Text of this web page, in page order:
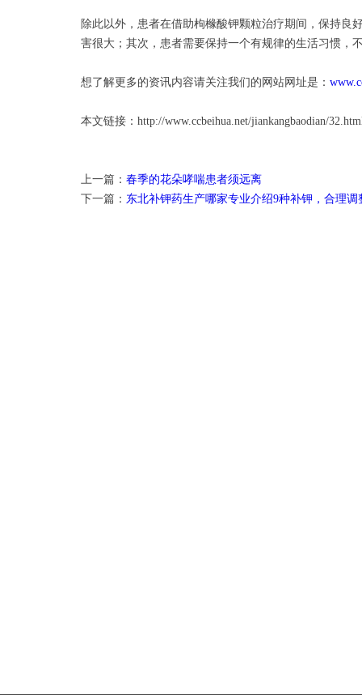
除此以外，患者在借助枸橼酸钾颗粒治疗期间，保持良
害很大；其次，患者需要保持一个有规律的生活习惯，
想了解更多的资讯内容请关注我们的网站网址是：
本文链接：http://www.ccbeihua.net/jiankangbaodian/
上一篇： 春季的花朵哮喘患者须远离
下一篇： 东北补钾药生产哪家专业介绍9种补钾，合理调